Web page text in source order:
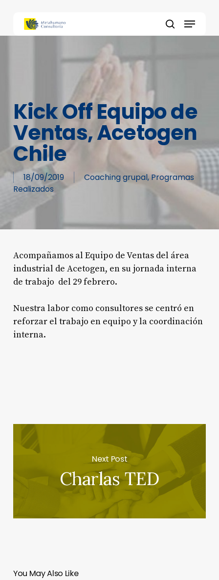
search
Menu
Kick Off Equipo de
Ventas, Acetogen
Chile
18/09/2019 Coaching grupal,Programas
Realizados
Acompañamos al Equipo de Ventas del área
industrial de Acetogen, en su jornada interna
de trabajo del 29 febrero.
Nuestra labor como consultores se centró en
reforzar el trabajo en equipo y la coordinación
interna.
Next Post
Charlas TED
You May Also Like